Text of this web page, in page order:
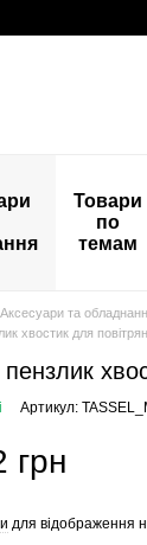
Товари
по
темам
Аксесуари та
хвостик для
Артикул:
грн
для відображення